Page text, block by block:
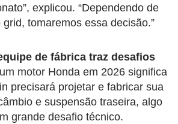
explicou. “Dependendo de
tomaremos essa decisão.”
de fábrica traz desafios
motor Honda em 2026 significa
precisará projetar e fabricar sua
e suspensão traseira, algo
grande desafio técnico.